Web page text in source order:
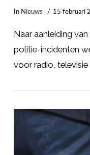
In Nieuws 15 februari
Naar aanleiding
politie-incidenten
voor radio, televisie